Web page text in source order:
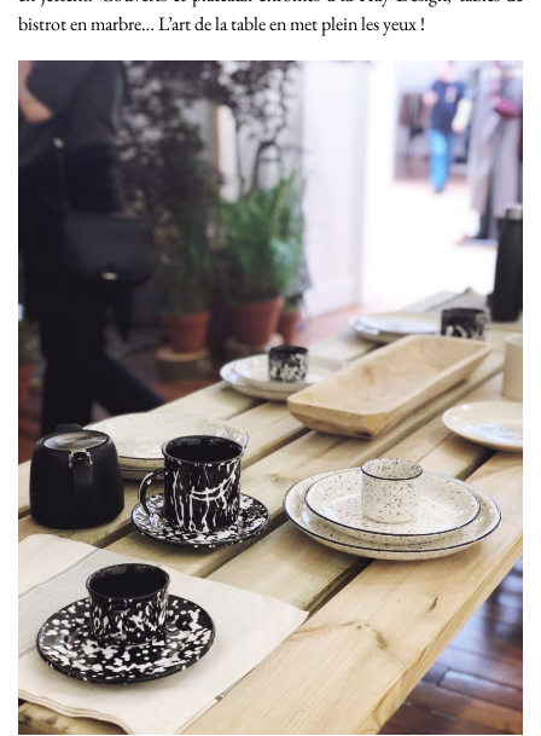
bistrot en marbre… L’art de la table en met plein les yeux !